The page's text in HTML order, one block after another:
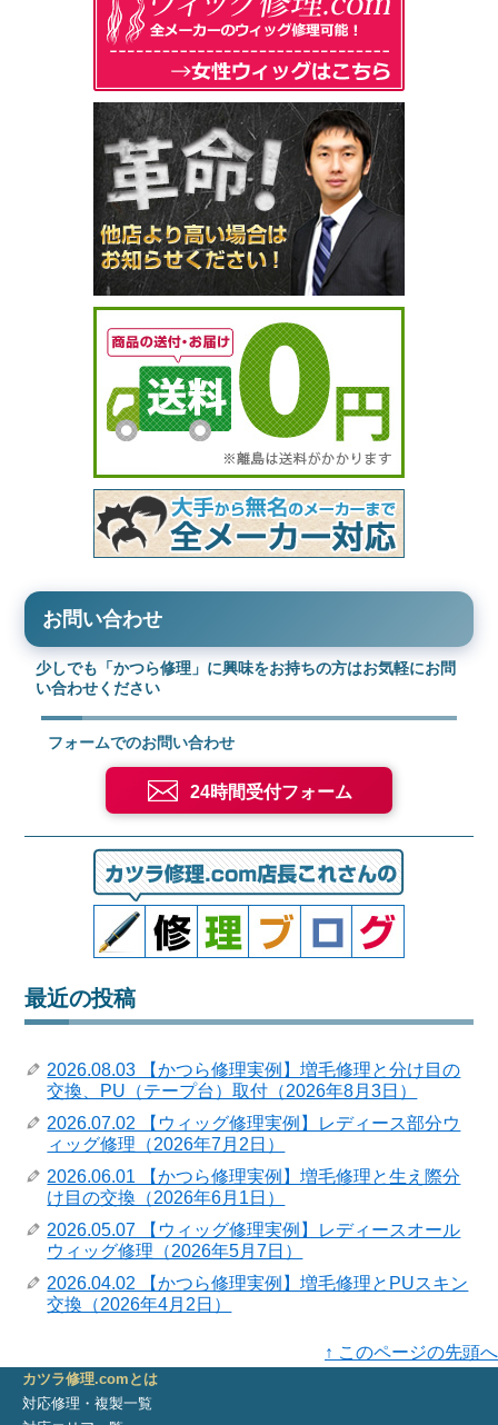
お問い合わせ
少しでも「かつら修理」に興味をお持ちの方はお気軽にお問
い合わせください
フォームでのお問い合わせ
24時間受付フォーム
最近の投稿
2026.08.03 【かつら修理実例】増毛修理と分け目の
交換、PU（テープ台）取付（2026年8月3日）
2026.07.02 【ウィッグ修理実例】レディース部分ウ
ィッグ修理（2026年7月2日）
2026.06.01 【かつら修理実例】増毛修理と生え際分
け目の交換（2026年6月1日）
2026.05.07 【ウィッグ修理実例】レディースオール
ウィッグ修理（2026年5月7日）
2026.04.02 【かつら修理実例】増毛修理とPUスキン
交換（2026年4月2日）
↑ このページの先頭へ
カツラ修理.comとは
対応修理・複製一覧